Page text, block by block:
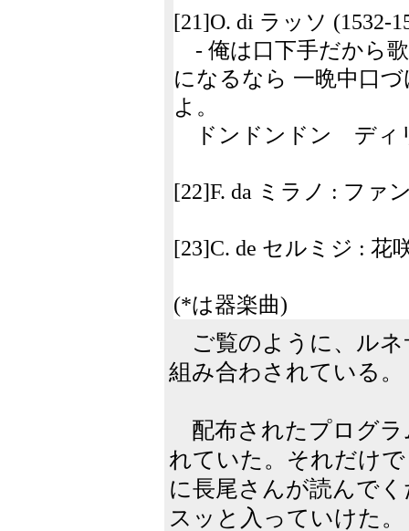
[21]O. di ラッソ (1532-
- 俺は口下手だから
になるなら 一晩中口
よ。
ドンドンドン ディ
[22]F. da ミラノ : ファ
[23]C. de セルミジ : 花
(*は器楽曲)
ご覧のように、ルネ
組み合わされている。
配布されたプログラ
れていた。それだけ
に長尾さんが読んで
スッと入っていけた。